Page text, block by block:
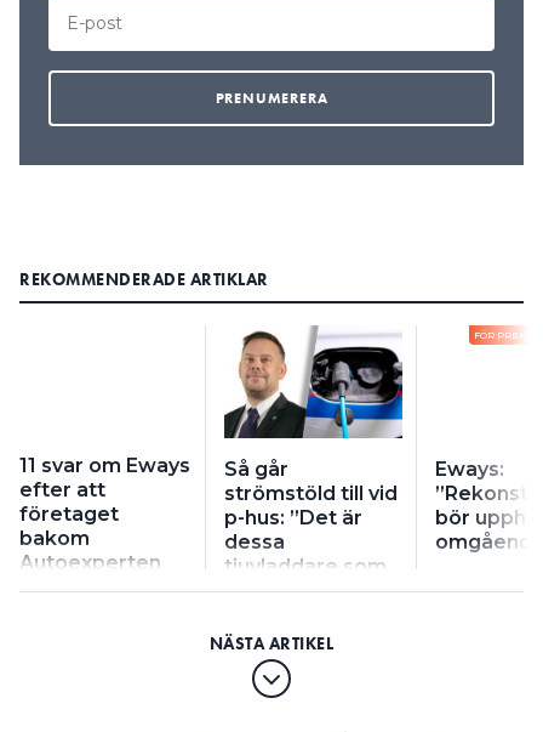
REKOMMENDERADE ARTIKLAR
11 svar om Eways
efter att
företaget
bakom
Autoexperten
köpt
Så går
strömstöld till vid
p-hus: ”Det är
dessa
tjuvladdare som
handlar fel”
FÖR
Eways:
bör